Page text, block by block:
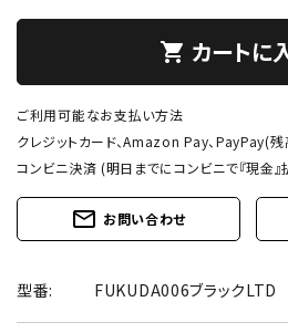
shopping_cart カートに
ご利用可能なお支払い方法
クレジットカード、Amazon Pay、PayPay(
コンビニ決済 (明日までにコンビニで『現金』
mail_outline お問い合わせ
型番: FUKUDA006ブラックLTD